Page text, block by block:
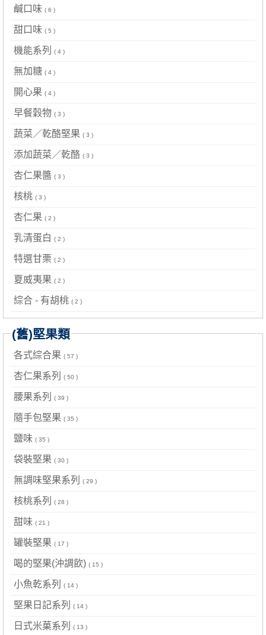
鹹口味 ( 6 )
甜口味 ( 5 )
機能系列 ( 4 )
無加糖 ( 4 )
開心果 ( 4 )
早餐穀物 ( 3 )
蔬菜／乾酪堅果 ( 3 )
添加蔬菜／乾酪 ( 3 )
杏仁果醬 ( 3 )
核桃 ( 3 )
杏仁果 ( 2 )
乳清蛋白 ( 2 )
特選甘栗 ( 2 )
夏威夷果 ( 2 )
綜合 - 有胡桃 ( 2 )
(舊)堅果類
各式綜合果 ( 57 )
杏仁果系列 ( 50 )
腰果系列 ( 39 )
隨手包堅果 ( 35 )
鹽味 ( 35 )
袋裝堅果 ( 30 )
無調味堅果系列 ( 29 )
核桃系列 ( 28 )
甜味 ( 21 )
罐裝堅果 ( 17 )
喝的堅果(沖調飲) ( 15 )
小魚乾系列 ( 14 )
堅果日記系列 ( 14 )
日式米菓系列 ( 13 )